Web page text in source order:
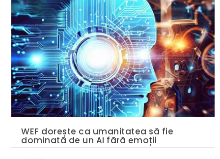
WEF dorește ca umanitatea să fie
dominată de un AI fără emoții